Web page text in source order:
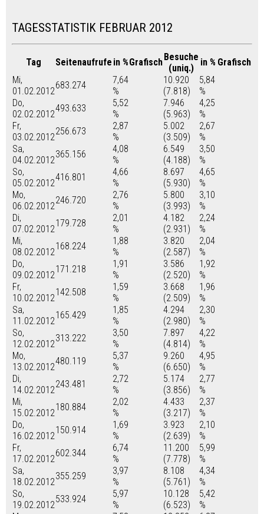
TAGESSTATISTIK FEBRUAR 2012
Tag Seitenaufrufe in %GrafischBesuche
(uniq.)
in % Grafisch
Mi,
01.02.2012
683.274
7,64
%
10.920
(7.818)
5,84
%
Do,
02.02.2012
493.633
5,52
%
7.946
(5.963)
4,25
%
Fr,
03.02.2012
256.673
2,87
%
5.002
(3.509)
2,67
%
Sa,
04.02.2012
365.156
4,08
%
6.549
(4.188)
3,50
%
So,
05.02.2012
416.801
4,66
%
8.697
(5.930)
4,65
%
Mo,
06.02.2012
246.720
2,76
%
5.800
(3.993)
3,10
%
Di,
07.02.2012
179.728
2,01
%
4.182
(2.931)
2,24
%
Mi,
08.02.2012
168.224
1,88
%
3.820
(2.587)
2,04
%
Do,
09.02.2012
171.218
1,91
%
3.586
(2.520)
1,92
%
Fr,
10.02.2012
142.508
1,59
%
3.668
(2.509)
1,96
%
Sa,
11.02.2012
165.429
1,85
%
4.294
(2.980)
2,30
%
So,
12.02.2012
313.222
3,50
%
7.897
(4.814)
4,22
%
Mo,
13.02.2012
480.119
5,37
%
9.260
(6.650)
4,95
%
Di,
14.02.2012
243.481
2,72
%
5.174
(3.856)
2,77
%
Mi,
15.02.2012
180.884
2,02
%
4.433
(3.217)
2,37
%
Do,
16.02.2012
150.914
1,69
%
3.923
(2.639)
2,10
%
Fr,
17.02.2012
602.344
6,74
%
11.200
(7.778)
5,99
%
Sa,
18.02.2012
355.259
3,97
%
8.108
(5.761)
4,34
%
So,
19.02.2012
533.924
5,97
%
10.128
(6.523)
5,42
%